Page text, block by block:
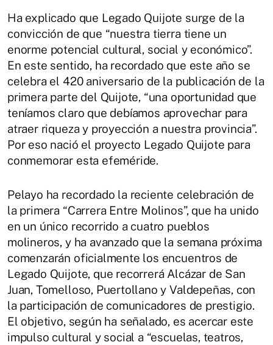
Ha explicado que Legado Quijote surge de la
convicción de que “nuestra tierra tiene un
enorme potencial cultural, social y económico”.
En este sentido, ha recordado que este año se
celebra el 420 aniversario de la publicación de la
primera parte del Quijote, “una oportunidad que
teníamos claro que debíamos aprovechar para
atraer riqueza y proyección a nuestra provincia”.
Por eso nació el proyecto Legado Quijote para
conmemorar esta efeméride.
Pelayo ha recordado la reciente celebración de
la primera “Carrera Entre Molinos”, que ha unido
en un único recorrido a cuatro pueblos
molineros, y ha avanzado que la semana próxima
comenzarán oficialmente los encuentros de
Legado Quijote, que recorrerá Alcázar de San
Juan, Tomelloso, Puertollano y Valdepeñas, con
la participación de comunicadores de prestigio.
El objetivo, según ha señalado, es acercar este
impulso cultural y social a “escuelas, teatros,